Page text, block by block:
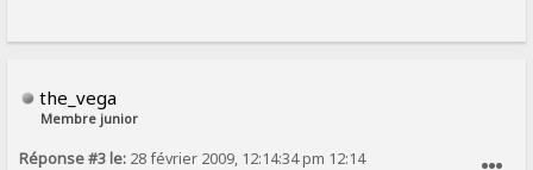
the_vega
Membre junior
Réponse #3 le: 28 février 2009, 12:14:34 pm 12:14